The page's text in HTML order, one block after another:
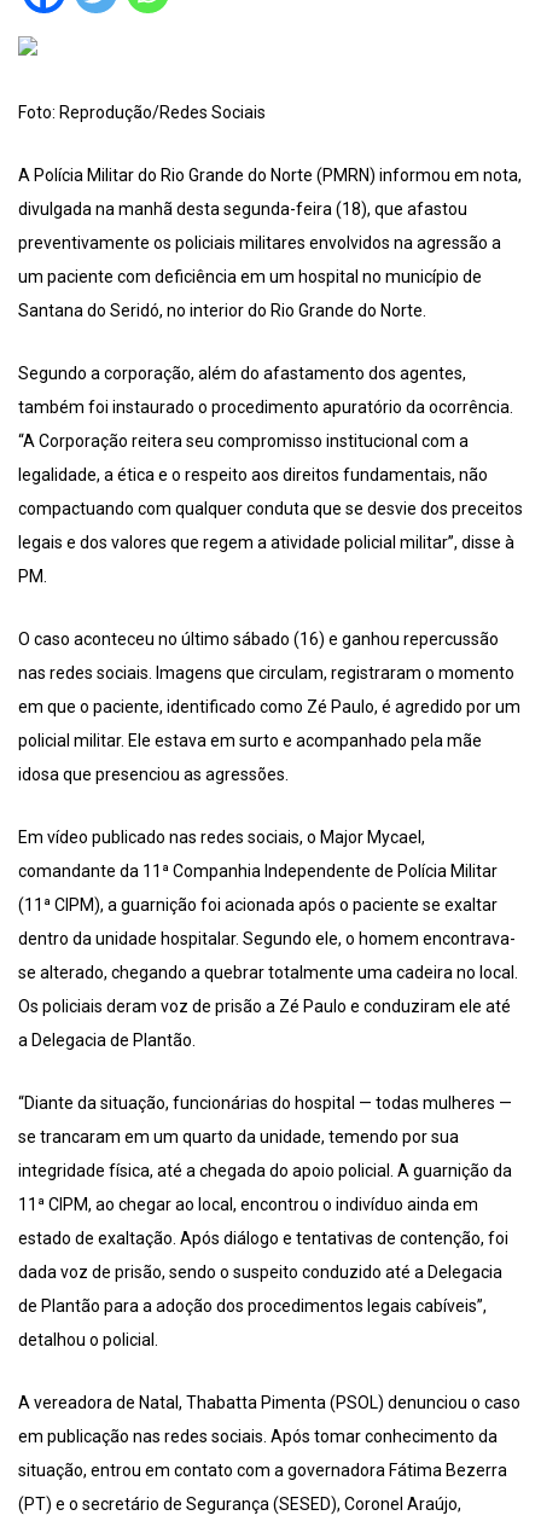
Foto: Reprodução/Redes Sociais
A Polícia Militar do Rio Grande do Norte (PMRN) informou em nota,
divulgada na manhã desta segunda-feira (18), que afastou
preventivamente os policiais militares envolvidos na agressão a
um paciente com deficiência em um hospital no município de
Santana do Seridó, no interior do Rio Grande do Norte.
Segundo a corporação, além do afastamento dos agentes,
também foi instaurado o procedimento apuratório da ocorrência.
“A Corporação reitera seu compromisso institucional com a
legalidade, a ética e o respeito aos direitos fundamentais, não
compactuando com qualquer conduta que se desvie dos preceitos
legais e dos valores que regem a atividade policial militar”, disse à
PM.
O caso aconteceu no último sábado (16) e ganhou repercussão
nas redes sociais. Imagens que circulam, registraram o momento
em que o paciente, identificado como Zé Paulo, é agredido por um
policial militar. Ele estava em surto e acompanhado pela mãe
idosa que presenciou as agressões.
Em vídeo publicado nas redes sociais, o Major Mycael,
comandante da 11ª Companhia Independente de Polícia Militar
(11ª CIPM), a guarnição foi acionada após o paciente se exaltar
dentro da unidade hospitalar. Segundo ele, o homem encontrava-
se alterado, chegando a quebrar totalmente uma cadeira no local.
Os policiais deram voz de prisão a Zé Paulo e conduziram ele até
a Delegacia de Plantão.
“Diante da situação, funcionárias do hospital — todas mulheres —
se trancaram em um quarto da unidade, temendo por sua
integridade física, até a chegada do apoio policial. A guarnição da
11ª CIPM, ao chegar ao local, encontrou o indivíduo ainda em
estado de exaltação. Após diálogo e tentativas de contenção, foi
dada voz de prisão, sendo o suspeito conduzido até a Delegacia
de Plantão para a adoção dos procedimentos legais cabíveis”,
detalhou o policial.
A vereadora de Natal, Thabatta Pimenta (PSOL) denunciou o caso
em publicação nas redes sociais. Após tomar conhecimento da
situação, entrou em contato com a governadora Fátima Bezerra
(PT) e o secretário de Segurança (SESED), Coronel Araújo,